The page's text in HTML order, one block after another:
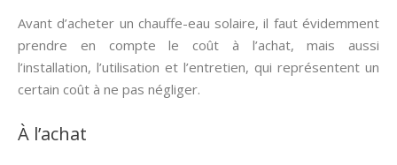
Avant d’acheter un chauffe-eau solaire, il faut évidemment
prendre en compte le coût à l’achat, mais aussi
l’installation, l’utilisation et l’entretien, qui représentent un
certain coût à ne pas négliger.
À l’achat